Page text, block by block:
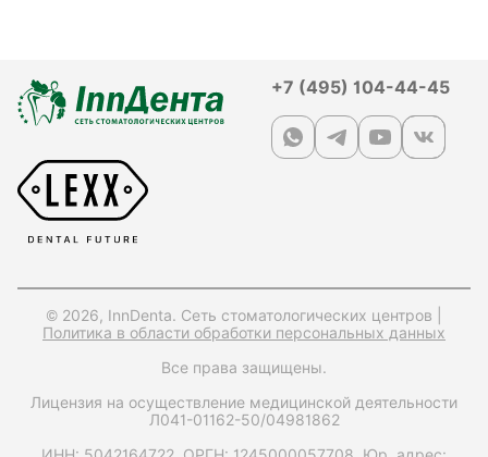
+7 (495) 104-44-45
© 2026, InnDenta. Сеть стоматологических центров |
Политика в области обработки персональных данных
Все права защищены.
Лицензия на осуществление медицинской деятельности
Л041-01162-50/04981862